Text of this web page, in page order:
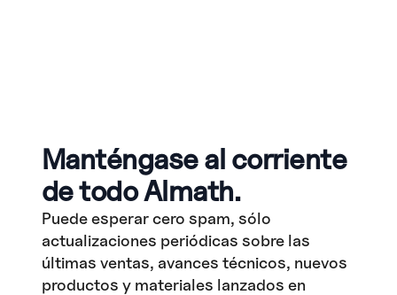
Manténgase al corriente
de todo Almath.
Puede esperar cero spam, sólo
actualizaciones periódicas sobre las
últimas ventas, avances técnicos, nuevos
productos y materiales lanzados en